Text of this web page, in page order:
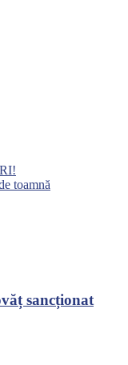
toamnă
sancționat